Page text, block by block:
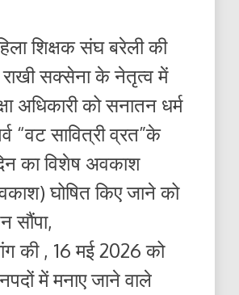
शिक्षक संघ बरेली की
राखी सक्सेना के नेतृत्व में
अधिकारी को सनातन धर्म
“वट सावित्री व्रत”के
का विशेष अवकाश
घोषित किए जाने को
सौंपा,
की , 16 मई 2026 को
में मनाए जाने वाले